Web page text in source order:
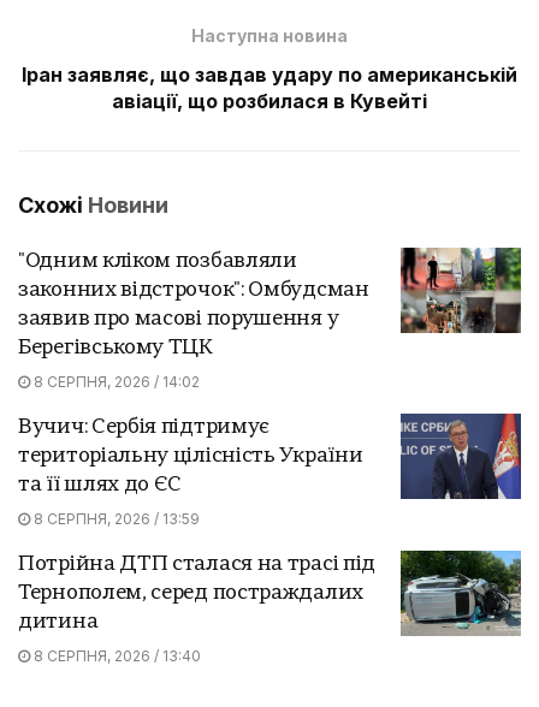
Наступна новина
Іран заявляє, що завдав удару по американській
авіації, що розбилася в Кувейті
Схожі Новини
"Одним кліком позбавляли
законних відстрочок": Омбудсман
заявив про масові порушення у
Берегівському ТЦК
8 СЕРПНЯ, 2026 / 14:02
Вучич: Сербія підтримує
територіальну цілісність України
та її шлях до ЄС
8 СЕРПНЯ, 2026 / 13:59
Потрійна ДТП сталася на трасі під
Тернополем, серед постраждалих
дитина
8 СЕРПНЯ, 2026 / 13:40